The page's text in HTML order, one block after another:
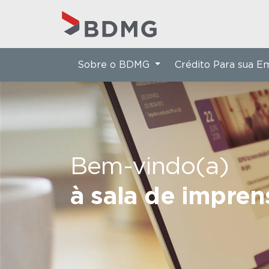
Bem-vindo(a)
à sala de
Sobre o BDMG Crédito Para sua